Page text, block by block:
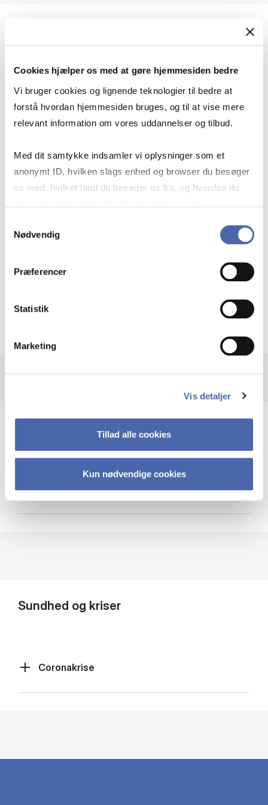
Cookies hjælper os med at gøre hjemmesiden bedre
Vi bruger cookies og lignende teknologier til bedre at
forstå hvordan hjemmesiden bruges, og til at vise mere
relevant information om vores uddannelser og tilbud.
Med dit samtykke indsamler vi oplysninger som et
anonymt ID, hvilken slags enhed og browser du besøger
os med, hvilket land du besøger os fra, og hvordan du
markedsføring. Du bestemmer selv - og kan altid trække
Nødvendig
Præferencer
Statistik
Marketing
Vis detaljer
Tillad alle cookies
Kun nødvendige cookies
Geopolitik og businesssikkerhed
navigerer man som virksomhed?
Krigen i Ukraine
Cybersikkerhed
Sundhed og kriser
Coronakrise